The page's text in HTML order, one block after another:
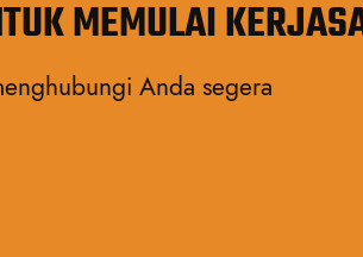
MEMULAI
Anda segera